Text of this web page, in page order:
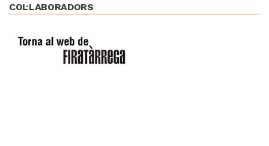
COL·LABORADORS